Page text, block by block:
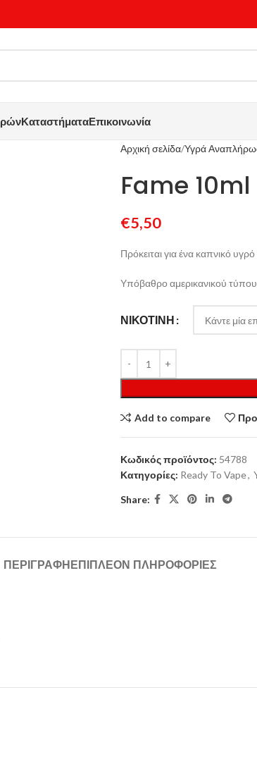
ΚαταστήματαΕπικοινωνία
Αρχική σελίδα Υγρά
Fame 10ml
€5,50
Πρόκειται για ένα καπνικό
Υπόβαθρο αμερικανικού
ΝΙΚΟΤΊΝΗ
Add to compare
Κωδικός προϊόντος: 54788
Κατηγορίες: Ready To Vape,
Share:
ΠΕΡΙΓΡΑΦΉΕΠΙΠΛΈΟΝ ΠΛΗΡΟΦΟΡΊΕΣ